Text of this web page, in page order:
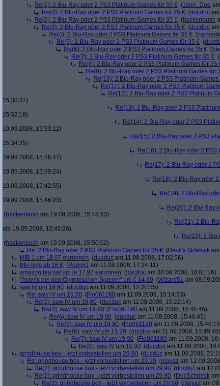
Re(2): 2 Blu-Ray oder 2 PS3 Platinum Games für 35 € (John_Doe
Re(3): 2 Blu-Ray oder 2 PS3 Platinum Games für 35 € (ducduc
Re(2): 2 Blu-Ray oder 2 PS3 Platinum Games für 35 € (hackenbush
Re(3): 2 Blu-Ray oder 2 PS3 Platinum Games für 35 € (ducduc
Re(4): 2 Blu-Ray oder 2 PS3 Platinum Games für 35 € (
Re(5): 2 Blu-Ray oder 2 PS3 Platinum Games für 35 € (
Re(6): 2 Blu-Ray oder 2 PS3 Platinum Games für 35 € (
Re(7): 2 Blu-Ray oder 2 PS3 Platinum Games für 35 € (
Re(8): 2 Blu-Ray oder 2 PS3 Platinum Games für 35
Re(9): 2 Blu-Ray oder 2 PS3 Platinum Games für
Re(10): 2 Blu-Ray oder 2 PS3 Platinum Games
Re(11): 2 Blu-Ray oder 2 PS3 Platinum
Re(12): 2 Blu-Ray oder 2 PS3 Platinum
15:30:37)
Re(13): 2 Blu-Ray oder 2 PS3
15:32:18)
Re(14): 2 Blu-Ray oder 2 PS3
19.09.2008, 15:33:12)
Re(15): 2 Blu-Ray oder 2 PS3
15:34:35)
Re(16): 2 Blu-Ray oder 2 PS3
19.09.2008, 15:36:47)
Re(17): 2 Blu-Ray oder 2
19.09.2008, 15:39:24)
Re(18): 2 Blu-Ray oder
19.09.2008, 15:42:55)
Re(19): 2 Blu-Ray
19.09.2008, 15:46:23)
Re(20): 2 Blu-Ray
(hackenbush am 19.09.2008, 15:48:53)
Re(21): 2 Blu-
am 19.09.2008, 15:49:26)
Re(22): 2
(hackenbush am 19.09.2008, 15:50:52)
Re: 2 Blu-Ray oder 2 PS3 Platinum Games für 35 € (Devil's Sidekick
MIB 1 um 18,97 euronnen (ducduc am 11.08.2008, 17:02:56)
Blu-rays ab 16 € (Pomm1 am 11.08.2008, 17:24:11)
amazon blu ray um je 17,97 euronnen (ducduc am 30.08.2008, 10:01:16)
"Asterix bei den Olympischen Spielen" um € 14,90 (Wizard51 am
saw IV um 19,90 (ducduc am 11.09.2008, 12:20:55)
Re: saw IV um 19,90 (Flo061180 am 11.09.2008, 15:14:53)
Re(2): saw IV um 19,90 (ducduc am 11.09.2008, 15:22:14)
Re(3): saw IV um 19,90 (Flo061180 am 11.09.2008, 15:45:46)
Re(4): saw IV um 19,90 (ducduc am 11.09.2008, 15:46:45)
Re(5): saw IV um 19,90 (Flo061180 am 11.09.2008,
Re(6): saw IV um 19,90 (ducduc am 11.09.2008, 15:49:48)
Re(7): saw IV um 19,90 (Flo061180 am 11.09.2008,
Re(8): saw IV um 19,90 (ducduc am 11.09.2008,
grindhouse box - jetzt vorbestellen um 29,90 (ducduc am 11.09.2008,
Re: grindhouse box - jetzt vorbestellen um 29,90 (playaz am
Re(2): grindhouse box - jetzt vorbestellen um 29,90 (ducduc am
Re(2): grindhouse box - jetzt vorbestellen um 29,90 (DocSchneck
Re(3): grindhouse box - jetzt vorbestellen um 29,90 (playaz am